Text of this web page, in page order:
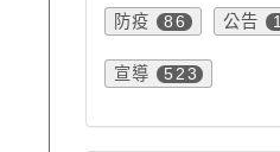
防疫 86 公告
宣導 523